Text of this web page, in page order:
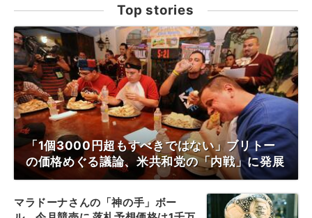
Top stories
「1個3000円超もすべきではない」ブリトー
の価格めぐる議論、米共和党の「内戦」に発展
マラドーナさんの「神の手」ボー